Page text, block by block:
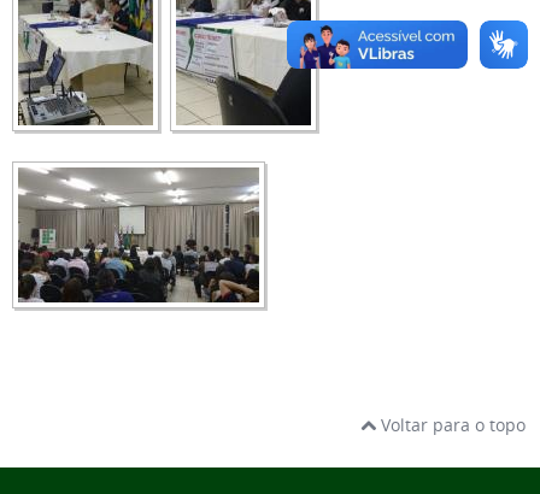
Voltar para o topo